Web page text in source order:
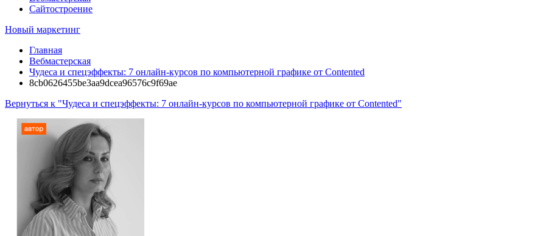
Сайтостроение
Новый маркетинг
Главная
Вебмастерская
Чудеса и спецэффекты: 7 онлайн-курсов по компьютерной графике от Contented
8cb0626455be3aa9dcea96576c9f69ae
Вернуться к "Чудеса и спецэффекты: 7 онлайн-курсов по компьютерной графике от Contented"